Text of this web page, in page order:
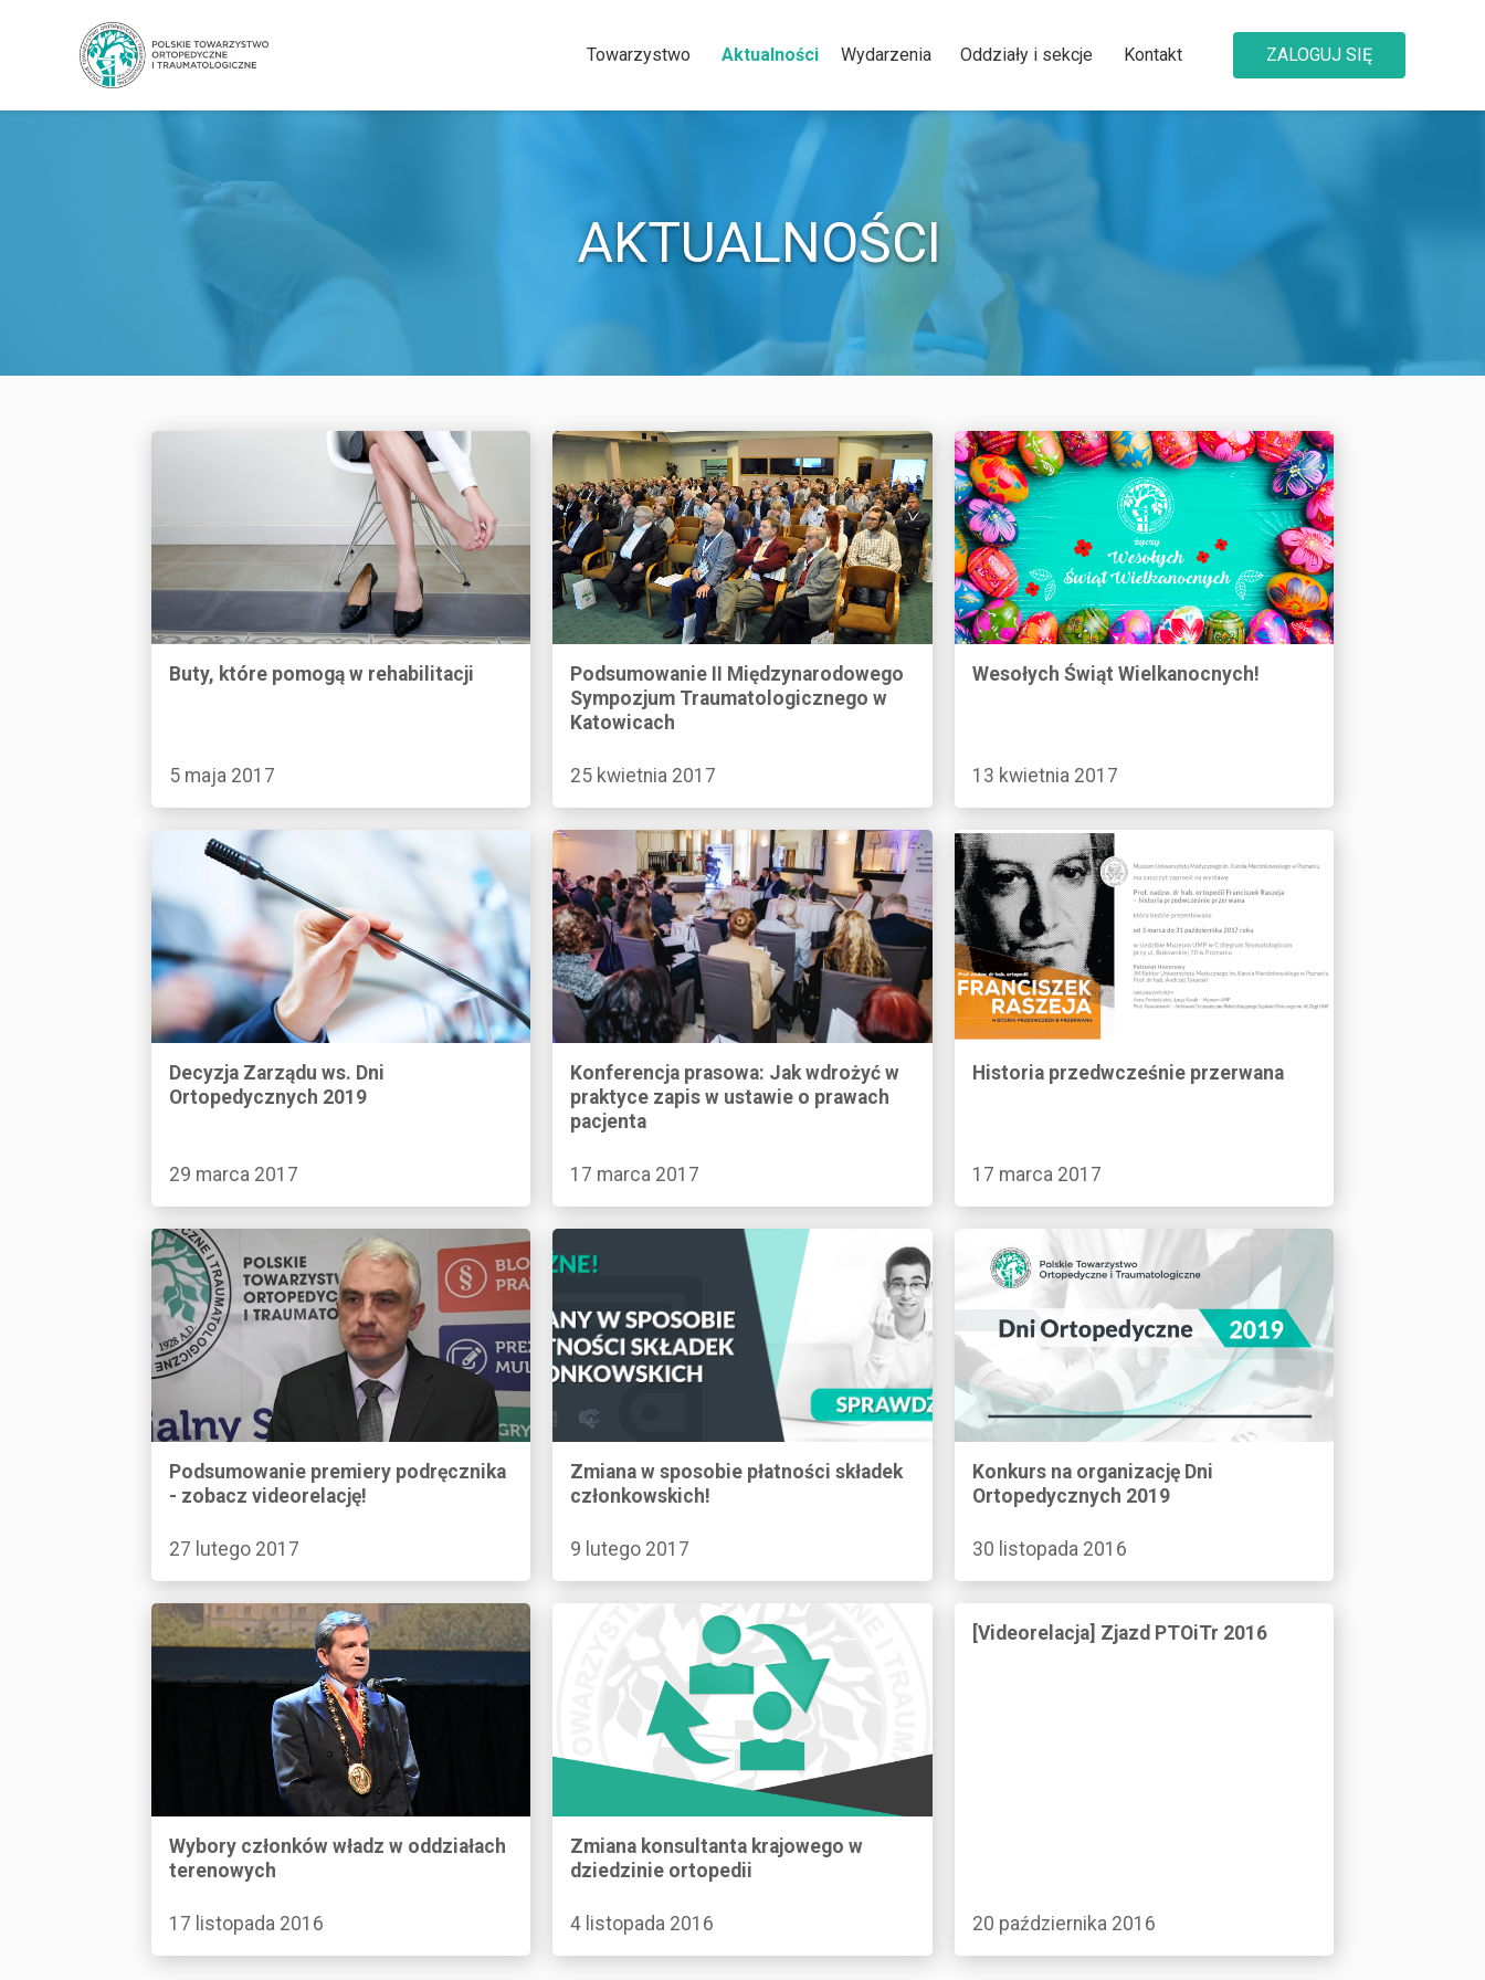
Towarzystwo Aktualności Wydarzenia Oddziały i sekcje Kontakt ZALOGUJ SIĘ
AKTUALNOŚCI
Buty, które pomogą w rehabilitacji
5 maja 2017
Podsumowanie II Międzynarodowego
Sympozjum Traumatologicznego w
Katowicach
25 kwietnia 2017
Wesołych Świąt Wielkanocnych!
13 kwietnia 2017
Decyzja Zarządu ws. Dni
Ortopedycznych 2019
29 marca 2017
Konferencja prasowa: Jak wdrożyć w
praktyce zapis w ustawie o prawach
pacjenta
17 marca 2017
Historia przedwcześnie przerwana
17 marca 2017
Podsumowanie premiery podręcznika
- zobacz videorelację!
27 lutego 2017
Zmiana w sposobie płatności składek
członkowskich!
9 lutego 2017
Konkurs na organizację Dni
Ortopedycznych 2019
30 listopada 2016
Wybory członków władz w oddziałach
terenowych
17 listopada 2016
Zmiana konsultanta krajowego w
dziedzinie ortopedii
4 listopada 2016
[Videorelacja] Zjazd PTOiTr 2016
20 października 2016